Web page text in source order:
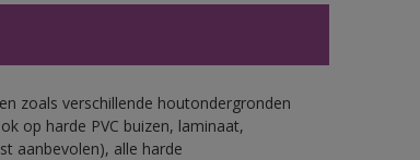
zoals verschillende houtondergronden
op harde PVC buizen, laminaat,
aanbevolen), alle harde